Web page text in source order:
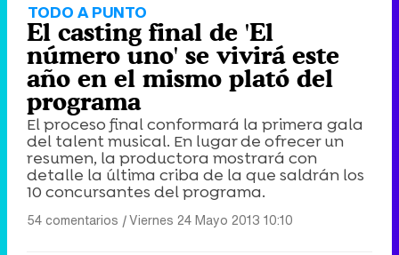
TODO A PUNTO
El casting final de 'El
número uno' se vivirá este
año en el mismo plató del
programa
El proceso final conformará la primera gala
del talent musical. En lugar de ofrecer un
resumen, la productora mostrará con
detalle la última criba de la que saldrán los
10 concursantes del programa.
54 comentarios |Viernes 24 Mayo 2013 10:10